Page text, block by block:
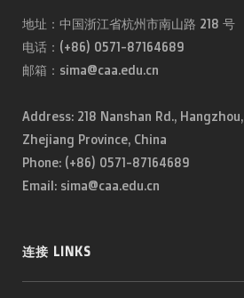
地址：中国浙江省杭州市南山路 218 号
电话：(+86) 0571-87164689
邮箱：sima@caa.edu.cn
Address: 218 Nanshan Rd., Hangzhou,
Zhejiang Province, China
Phone: (+86) 0571-87164689
Email: sima@caa.edu.cn
连接 LINKS